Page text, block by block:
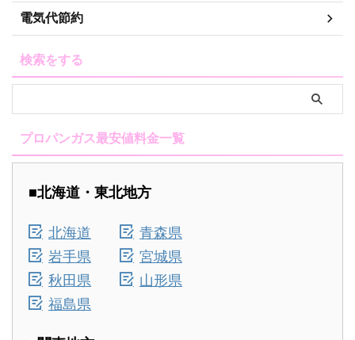
電気代節約
検索をする
プロパンガス最安値料金一覧
■北海道・東北地方
北海道
青森県
岩手県
宮城県
秋田県
山形県
福島県